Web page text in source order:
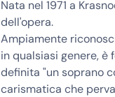
Nata nel 1971 a
dell'opera.
Ampiamente
in qualsiasi genere, è
definita "un soprano
carismatica che